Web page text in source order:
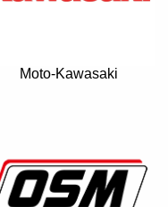
Moto-Kawasaki